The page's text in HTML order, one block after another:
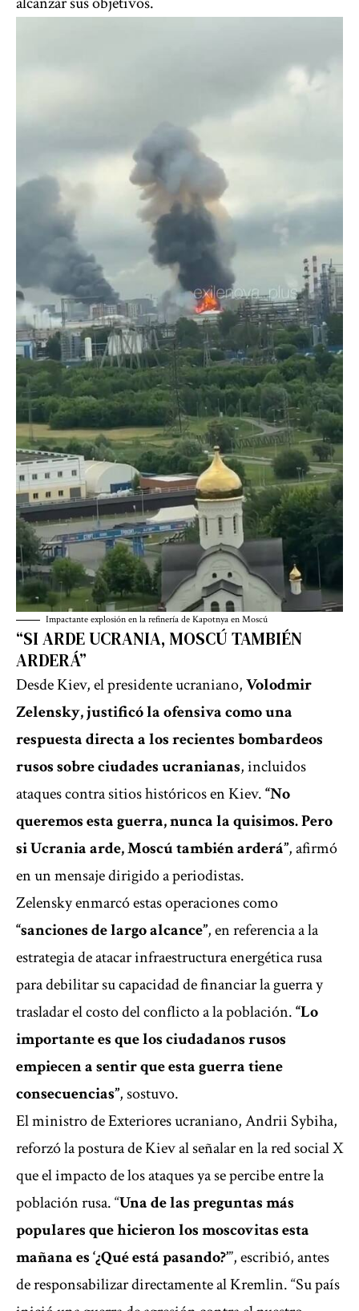
Impactante explosión en la refinería de Kapotnya en Moscú
“SI ARDE UCRANIA, MOSCÚ TAMBIÉN
ARDERÁ”
Desde Kiev, el presidente ucraniano,Volodmir
Zelensky, justificó la ofensiva como una
respuesta directa a los recientes bombardeos
rusos sobre ciudades ucranianas, incluidos
ataques contra sitios históricos en Kiev.“No
queremos esta guerra, nunca la quisimos. Pero
si Ucrania arde, Moscú también arderá”, afirmó
en un mensaje dirigido a periodistas.
Zelensky enmarcó estas operaciones como
“sanciones de largo alcance”, en referencia a la
estrategia de atacar infraestructura energética rusa
para debilitar su capacidad de financiar la guerra y
trasladar el costo del conflicto a la población.“Lo
importante es que los ciudadanos rusos
empiecen a sentir que esta guerra tiene
consecuencias”, sostuvo.
El ministro de Exteriores ucraniano, Andrii Sybiha,
reforzó la postura de Kiev al señalar en la red social X
que el impacto de los ataques ya se percibe entre la
población rusa. “Una de las preguntas más
populares que hicieron los moscovitas esta
mañana es ‘¿Qué está pasando?’”, escribió, antes
de responsabilizar directamente al Kremlin. “Su país